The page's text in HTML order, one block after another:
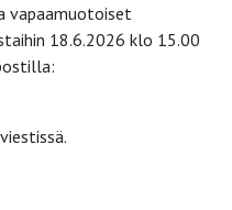
vapaamuotoiset
18.6.2026 klo 15.00